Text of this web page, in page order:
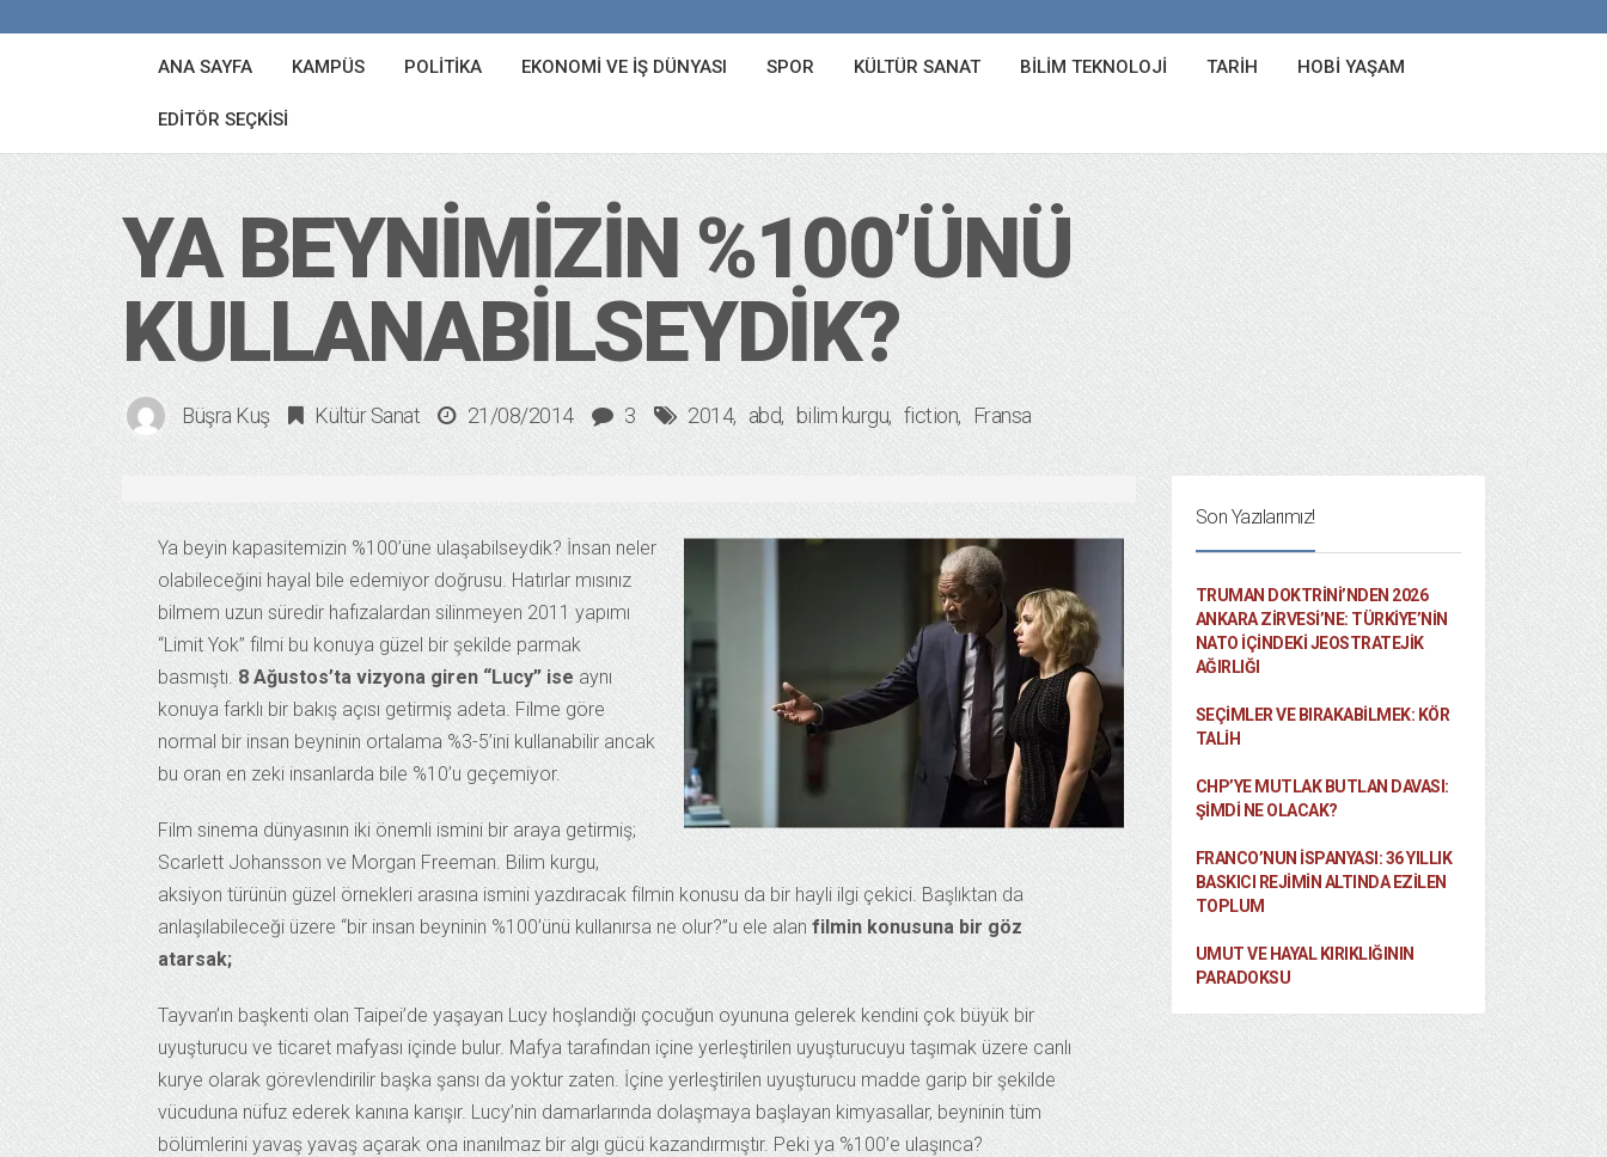
ANA SAYFA KAMPÜS POLITIKA EKONOMI VE İŞ DÜNYASI SPOR KÜLTÜR SANAT BILIM TEKNOLOJI TARIH HOBI YAŞAM
EDITÖR SEÇKISI
YA BEYNIMIZIN %100’ÜNÜ
KULLANABILSEYDIK?
Büşra Kuş Kültür Sanat 21/08/2014 3 2014 abd bilim kurgu fiction Fransa
Ya beyin kapasitemizin %100’üne ulaşabilseydik? İnsan neler
olabileceğini hayal bile edemiyor doğrusu. Hatırlar mısınız
bilmem uzun süredir hafızalardan silinmeyen 2011 yapımı
“Limit Yok” filmi bu konuya güzel bir şekilde parmak
basmıştı.8 Ağustos’ta vizyona giren “Lucy” ise aynı
konuya farklı bir bakış açısı getirmiş adeta. Filme göre
normal bir insan beyninin ortalama %3-5’ini kullanabilir ancak
bu oran en zeki insanlarda bile %10’u geçemiyor.
Film sinema dünyasının iki önemli ismini bir araya getirmiş;
Scarlett Johansson ve Morgan Freeman. Bilim kurgu,
aksiyon türünün güzel örnekleri arasına ismini yazdıracak filmin konusu da bir hayli ilgi çekici. Başlıktan da
anlaşılabileceği üzere “bir insan beyninin %100’ünü kullanırsa ne olur?”u ele alan filmin konusuna bir göz
atarsak;
Tayvan’ın başkenti olan Taipei’de yaşayan Lucy hoşlandığı çocuğun oyununa gelerek kendini çok büyük bir
uyuşturucu ve ticaret mafyası içinde bulur. Mafya tarafından içine yerleştirilen uyuşturucuyu taşımak üzere canlı
kurye olarak görevlendirilir başka şansı da yoktur zaten. İçine yerleştirilen uyuşturucu madde garip bir şekilde
vücuduna nüfuz ederek kanına karışır. Lucy’nin damarlarında dolaşmaya başlayan kimyasallar, beyninin tüm
bölümlerini yavaş yavaş açarak ona inanılmaz bir algı gücü kazandırmıştır. Peki ya %100’e ulaşınca?
Son Yazılarımız!
TRUMAN DOKTRINI’NDEN 2026
ANKARA ZIRVESI’NE: TÜRKIYE’NIN
NATO İÇINDEKI JEOSTRATEJIK
AĞIRLIĞI
SEÇIMLER VE BIRAKABILMEK: KÖR
TALIH
CHP’YE MUTLAK BUTLAN DAVASI:
ŞİMDİ NE OLACAK?
FRANCO’NUN İSPANYASI: 36 YILLIK
BASKICI REJIMIN ALTINDA EZILEN
TOPLUM
UMUT VE HAYAL KIRIKLIĞININ
PARADOKSU